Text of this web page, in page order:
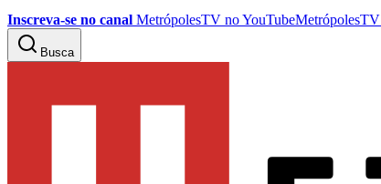
Inscreva-se no canal MetrópolesTV noYouTubeMetrópolesTV
Busca